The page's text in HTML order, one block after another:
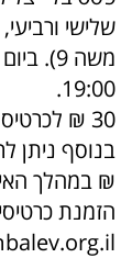
שלישי
19:00.
30 ₪
₪ במהלך